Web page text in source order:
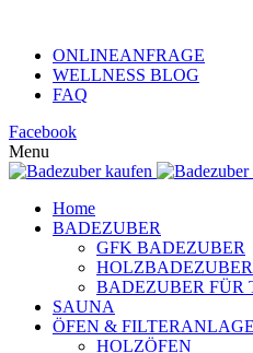
ONLINEANFRAGE
WELLNESS BLOG
FAQ
Facebook
Menu
Home
BADEZUBER
GFK BADEZUBER
HOLZBADEZUBER
BADEZUBER FÜR
SAUNA
ÖFEN &
HOLZÖFEN